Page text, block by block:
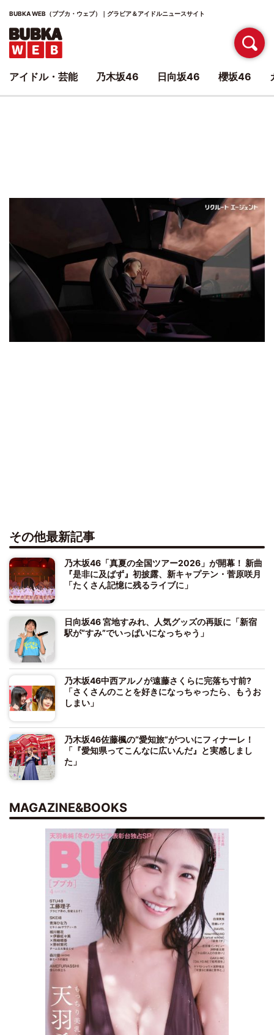
BUBKA WEB（ブブカ・ウェブ）｜グラビア＆アイドルニュースサイト
その他最新記事
乃木坂46「真夏の全国ツアー2026」が開幕！ 新曲
『是非に及ばず』初披露、新キャプテン・菅原咲月
「たくさん記憶に残るライブに」
日向坂46 宮地すみれ、人気グッズの再販に「新宿
駅が“すみ”でいっぱいになっちゃう」
乃木坂46中西アルノが遠藤さくらに完落ち寸前?
「さくさんのことを好きになっちゃったら、もうお
しまい」
乃木坂46佐藤楓の“愛知旅”がついにフィナーレ！
「『愛知県ってこんなに広いんだ』と実感しまし
た」
MAGAZINE&BOOKS
アイドル・芸能 乃木坂46 日向坂46 櫻坂46